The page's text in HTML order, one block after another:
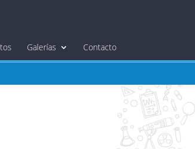
Galerías Contacto